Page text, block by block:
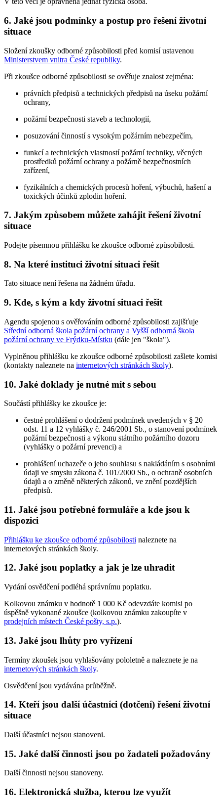
6. Jaké jsou podmínky a postup pro řešení životní
situace
Složení zkoušky odborné způsobilosti před komisí ustavenou
Ministerstvem vnitra České republiky.
Při zkoušce odborné způsobilosti se ověřuje znalost zejména:
právních předpisů a technických předpisů na úseku požární
ochrany,
požární bezpečnosti staveb a technologií,
posuzování činností s vysokým požárním nebezpečím,
funkcí a technických vlastností požární techniky, věcných
prostředků požární ochrany a požárně bezpečnostních
zařízení,
fyzikálních a chemických procesů hoření, výbuchů, hašení a
toxických účinků zplodin hoření.
7. Jakým způsobem můžete zahájit řešení životní
situace
Podejte písemnou přihlášku ke zkoušce odborné způsobilosti.
8. Na které instituci životní situaci řešit
Tato situace není řešena na žádném úřadu.
9. Kde, s kým a kdy životní situaci řešit
Agendu spojenou s ověřováním odborné způsobilosti zajišťuje
Střední odborná škola požární ochrany a Vyšší odborná škola
požární ochrany ve Frýdku-Místku (dále jen "škola").
Vyplněnou přihlášku ke zkoušce odborné způsobilosti zašlete komisi
(kontakty naleznete na internetových stránkách školy).
10. Jaké doklady je nutné mít s sebou
Součástí přihlášky ke zkoušce je:
čestné prohlášení o dodržení podmínek uvedených v § 20
odst. 11 a 12 vyhlášky č. 246/2001 Sb., o stanovení podmínek
požární bezpečnosti a výkonu státního požárního dozoru
(vyhlášky o požární prevenci) a
prohlášení uchazeče o jeho souhlasu s nakládáním s osobními
údaji ve smyslu zákona č. 101/2000 Sb., o ochraně osobních
údajů a o změně některých zákonů, ve znění pozdějších
předpisů.
11. Jaké jsou potřebné formuláře a kde jsou k
dispozici
Přihlášku ke zkoušce odborné způsobilosti naleznete na
internetových stránkách školy.
12. Jaké jsou poplatky a jak je lze uhradit
Vydání osvědčení podléhá správnímu poplatku.
Kolkovou známku v hodnotě 1 000 Kč odevzdáte komisi po
úspěšně vykonané zkoušce (kolkovou známku zakoupíte v
prodejních místech České pošty, s.p.).
13. Jaké jsou lhůty pro vyřízení
Termíny zkoušek jsou vyhlašovány pololetně a naleznete je na
internetových stránkách školy.
Osvědčení jsou vydávána průběžně.
14. Kteří jsou další účastníci (dotčení) řešení životní
situace
Další účastníci nejsou stanoveni.
15. Jaké další činnosti jsou po žadateli požadovány
Další činnosti nejsou stanoveny.
16. Elektronická služba, kterou lze využít